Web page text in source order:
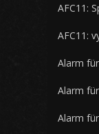
AFC11:
AFC11:
Alarm
Alarm
Alarm